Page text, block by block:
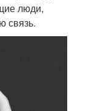
люди,
связь.